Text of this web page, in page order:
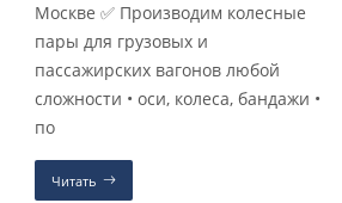
Москве ✅ Производим колесные
пары для грузовых и
пассажирских вагонов любой
сложности • оси, колеса, бандажи •
по
Читать